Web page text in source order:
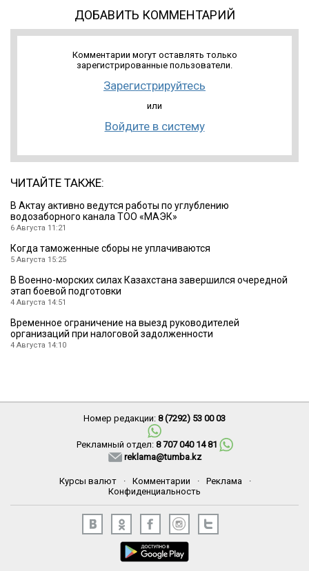
ДОБАВИТЬ КОММЕНТАРИЙ
Комментарии могут оставлять только
зарегистрированные пользователи.
Зарегистрируйтесь
или
Войдите в систему
ЧИТАЙТЕ ТАКЖЕ:
В Актау активно ведутся работы по углублению
водозаборного канала ТОО «МАЭК»
6 Августа 11:21
Когда таможенные сборы не уплачиваются
5 Августа 15:25
В Военно-морских силах Казахстана завершился очередной
этап боевой подготовки
4 Августа 14:51
Временное ограничение на выезд руководителей
организаций при налоговой задолженности
4 Августа 14:10
Номер редакции: 8 (7292) 53 00 03
Рекламный отдел: 8 707 040 14 81
reklama@tumba.kz
Курсы валют · Комментарии · Реклама
·
Конфиденциальность